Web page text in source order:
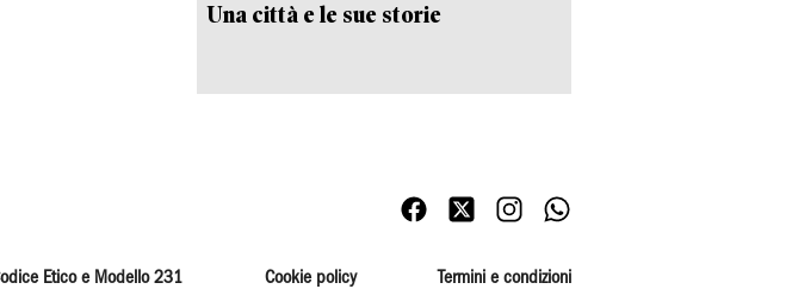
Una città e le sue storie
Etico e Modello 231 Cookie policy Termini e condizioni